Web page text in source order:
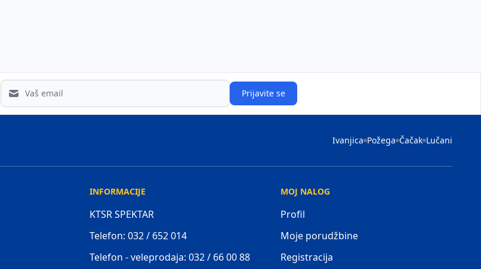
Email address
Prijavite se
Ivanjica Požega Čačak Lučani
INFORMACIJE
KTSR SPEKTAR
Telefon: 032 / 652 014
Telefon - veleprodaja: 032 / 66 00 88
MOJ NALOG
Profil
Moje porudžbine
Registracija